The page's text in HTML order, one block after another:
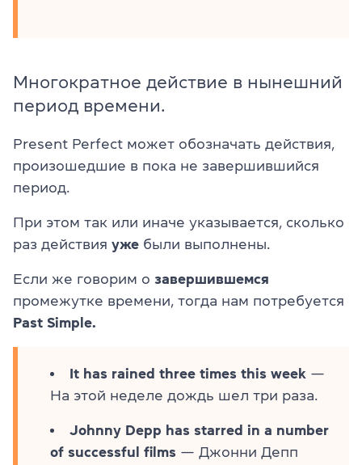
Многократное действие в нынешний
период времени.
Present Perfect может обозначать действия,
произошедшие в пока не завершившийся
период.
При этом так или иначе указывается, сколько
раз действия уже были выполнены.
Если же говорим о завершившемся
промежутке времени, тогда нам потребуется
Past Simple.
It has rained three times this week —
На этой неделе дождь шел три раза.
Johnny Depp has starred in a number
of successful films — Джонни Депп